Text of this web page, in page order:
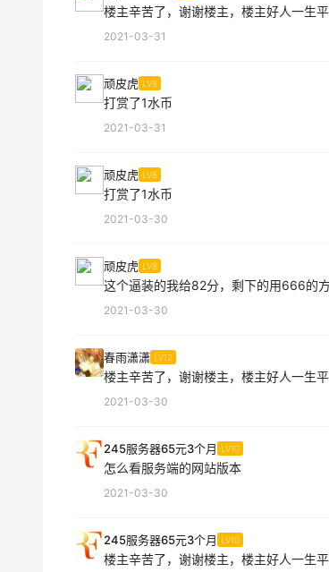
楼主辛苦了，谢谢楼主，楼主好人一生平
2021-03-31
顽皮虎 LV8
打赏了1水币
2021-03-31
顽皮虎 LV8
打赏了1水币
2021-03-30
顽皮虎 LV8
这个逼装的我给82分，剩下的用666的方
2021-03-30
春雨潇潇 LV12
楼主辛苦了，谢谢楼主，楼主好人一生平
2021-03-30
245服务器65元3个月 LV10
怎么看服务端的网站版本
2021-03-30
245服务器65元3个月 LV10
楼主辛苦了，谢谢楼主，楼主好人一生平